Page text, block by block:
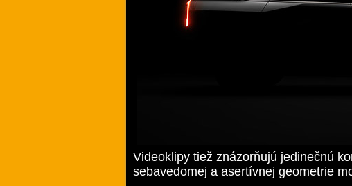
Videoklipy tiež znázorňujú jedinečnú
sebavedomej a asertívnej geometrie